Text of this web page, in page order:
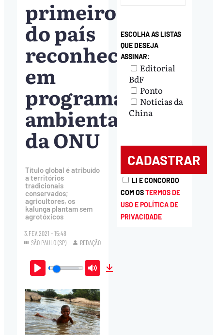
primeiro
do país
reconhecido
em
programa
ambiental
da ONU
Título global é atribuído
a territórios
tradicionais
conservados;
agricultores, os
kalunga plantam sem
agrotóxicos
3.FEV.2021 - 15:48
SÃO PAULO (SP)
REDAÇÃO
Play Mute
ESCOLHA AS LISTAS
QUE DESEJA
ASSINAR:
Editorial
BdF
Ponto
Notícias da
China
LI E CONCORDO
COM OSTERMOS DE
USO E POLÍTICA DE
PRIVACIDADE